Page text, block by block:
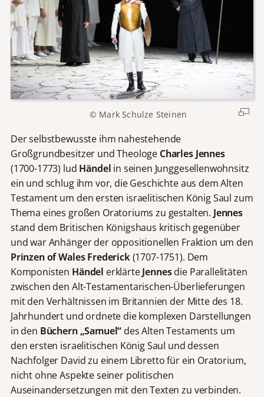
© Mark Schulze Steinen
Der selbstbewusste ihm nahestehende
Großgrundbesitzer und Theologe Charles Jennes
(1700-1773) lud Händel in seinen Junggesellenwohnsitz
ein und schlug ihm vor, die Geschichte aus dem Alten
Testament um den ersten israelitischen König Saul zum
Thema eines großen Oratoriums zu gestalten. Jennes
stand dem Britischen Königshaus kritisch gegenüber
und war Anhänger der oppositionellen Fraktion um den
Prinzen of Wales Frederick(1707-1751). Dem
Komponisten Händel erklärteJennesdie Parallelitäten
zwischen den Alt-Testamentarischen-Überlieferungen
mit den Verhältnissen im Britannien der Mitte des 18.
Jahrhundert und ordnete die komplexen Darstellungen
in den Büchern „Samuel“ des Alten Testaments um
den ersten israelitischen König Saul und dessen
Nachfolger David zu einem Libretto für ein Oratorium,
nicht ohne Aspekte seiner politischen
Auseinandersetzungen mit den Texten zu verbinden.